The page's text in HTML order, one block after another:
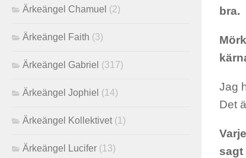
bra.
Jag
Det
sagt
Ärkeängel Chamuel (2)
Ärkeängel Faith (3)
Ärkeängel Gabriel (317)
Ärkeängel Jophiel (14)
Ärkeängel Kollektivet (1)
Ärkeängel Lucifer (13)